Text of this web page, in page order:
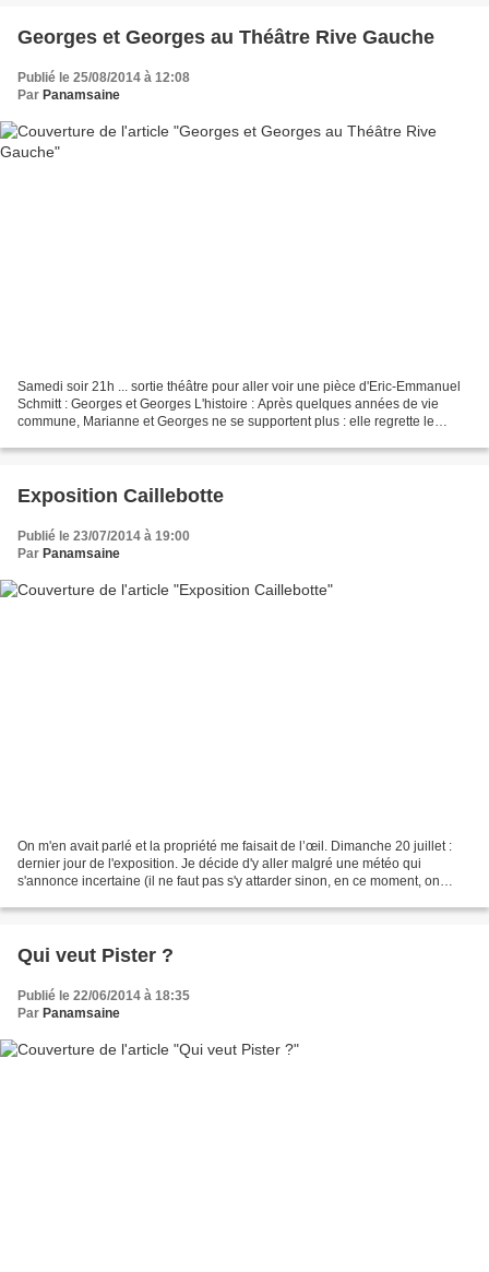
Georges et Georges au Théâtre Rive Gauche
Publié le 25/08/2014 à 12:08
Par Panamsaine
Samedi soir 21h ... sortie théâtre pour aller voir une pièce d'Eric-Emmanuel
Schmitt : Georges et Georges L'histoire : Après quelques années de vie
commune, Marianne et Georges ne se supportent plus : elle regrette le
Exposition Caillebotte
Publié le 23/07/2014 à 19:00
Par Panamsaine
On m'en avait parlé et la propriété me faisait de l’œil. Dimanche 20 juillet :
dernier jour de l'exposition. Je décide d'y aller malgré une météo qui
s'annonce incertaine (il ne faut pas s'y attarder sinon, en ce moment, on
Qui veut Pister ?
Publié le 22/06/2014 à 18:35
Par Panamsaine